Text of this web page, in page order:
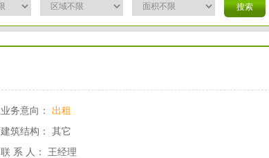
业务意向： 出租
建筑结构： 其它
联 系 人： 王经理